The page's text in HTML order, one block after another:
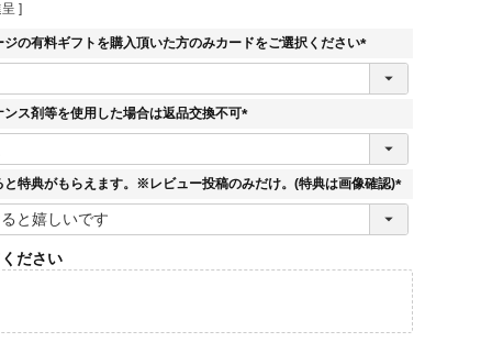
]
ジの有料ギフトを購入頂いた方のみカードをご選択ください
(
ンス剤等を使用した場合は返品交換不可
(
須
と特典がもらえます。※レビュー投稿のみだけ。(特典は画像確認)
(
)
ださい